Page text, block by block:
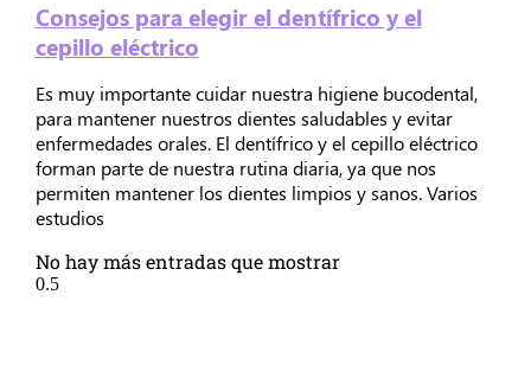
Consejos para elegir el dentífrico y el
cepillo eléctrico
Es muy importante cuidar nuestra higiene bucodental,
para mantener nuestros dientes saludables y evitar
enfermedades orales. El dentífrico y el cepillo eléctrico
forman parte de nuestra rutina diaria, ya que nos
permiten mantener los dientes limpios y sanos. Varios
estudios
No hay más entradas que mostrar